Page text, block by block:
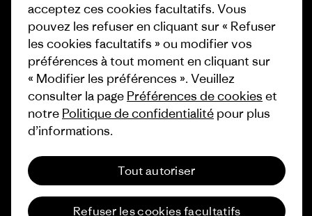
Cartes cadeaux
Nos magasins
Patagonia Luxembourg Plan du
site
© 2026 Patagonia, Inc. All Rights Reserved.
acceptez ces cookies facultatifs. Vous
pouvez les refuser en cliquant sur « Refuser
les cookies facultatifs » ou modifier vos
préférences à tout moment en cliquant sur
« Modifier les préférences ». Veuillez
consulter la page Préférences de cookies et
notre Politique de confidentialité pour plus
d’informations.
Tout autoriser
Refuser les cookies facultatifs